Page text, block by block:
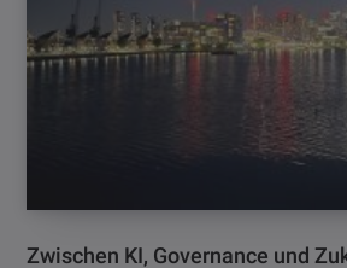
Zwischen KI, Governance und